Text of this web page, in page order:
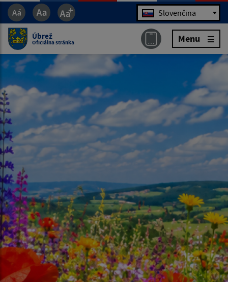
Jazyk Slovenčina
Úbrež
Oficiálna stránka Menu